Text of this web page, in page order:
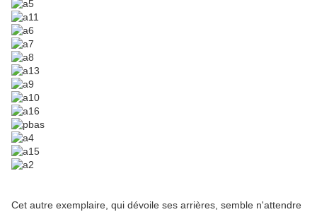
Cet autre exemplaire, qui dévoile ses arrières, semble n'attendre